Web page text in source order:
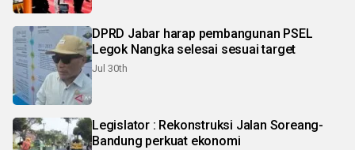
DPRD Jabar harap pembangunan PSEL
Legok Nangka selesai sesuai target
Jul 30th
Legislator : Rekonstruksi Jalan Soreang-
Bandung perkuat ekonomi